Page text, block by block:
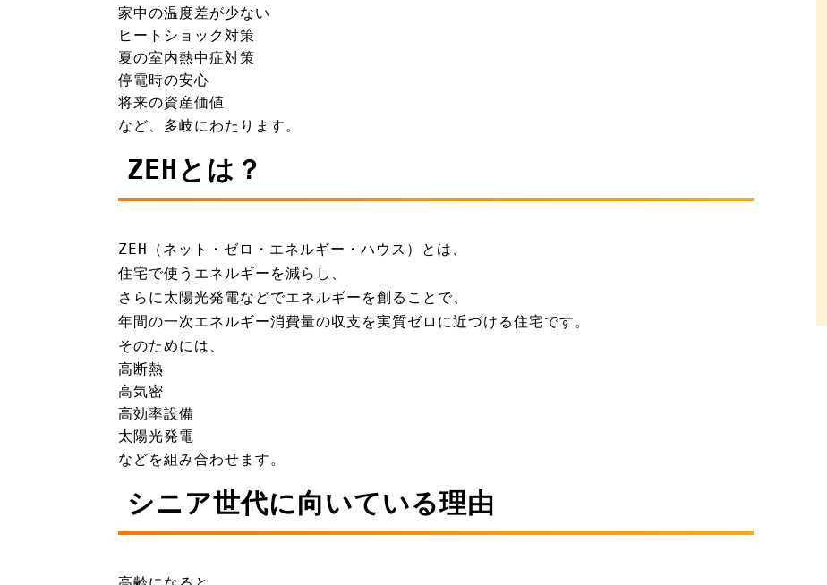
家中の温度差が少ない
ヒートショック対策
夏の室内熱中症対策
停電時の安心
将来の資産価値
など、多岐にわたります。
ZEHとは？
ZEH（ネット・ゼロ・エネルギー・ハウス）とは、
住宅で使うエネルギーを減らし、
さらに太陽光発電などでエネルギーを創ることで、
年間の一次エネルギー消費量の収支を実質ゼロに近づける住宅です。
そのためには、
高断熱
高気密
高効率設備
太陽光発電
などを組み合わせます。
シニア世代に向いている理由